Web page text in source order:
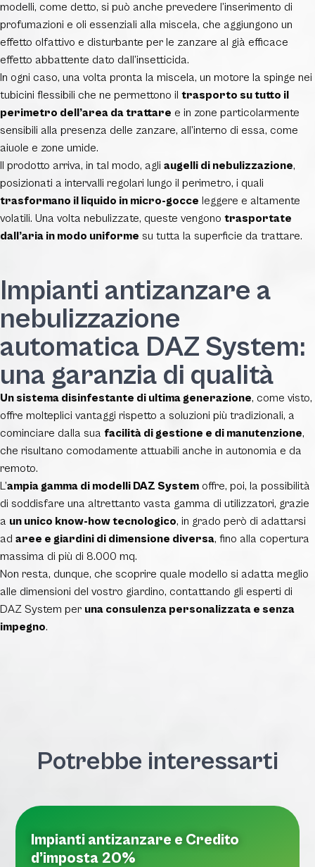
modelli, come detto, si può anche prevedere l’inserimento di
profumazioni e oli essenziali alla miscela, che aggiungono un
effetto olfattivo e disturbante per le zanzare al già efficace
effetto abbattente dato dall’insetticida.
In ogni caso, una volta pronta la miscela, un motore la spinge nei
tubicini flessibili che ne permettono il trasporto su tutto il
perimetro dell’area da trattare e in zone particolarmente
sensibili alla presenza delle zanzare, all’interno di essa, come
aiuole e zone umide.
Il prodotto arriva, in tal modo, agli augelli di nebulizzazione,
posizionati a intervalli regolari lungo il perimetro, i quali
trasformano il liquido in micro-gocce leggere e altamente
volatili. Una volta nebulizzate, queste vengono trasportate
dall’aria in modo uniforme su tutta la superficie da trattare.
Impianti antizanzare a
nebulizzazione
automatica DAZ System:
una garanzia di qualità
Un sistema disinfestante di ultima generazione, come visto,
offre molteplici vantaggi rispetto a soluzioni più tradizionali, a
cominciare dalla sua facilità di gestione e di manutenzione,
che risultano comodamente attuabili anche in autonomia e da
remoto.
L’ampia gamma di modelli DAZ System offre, poi, la possibilità
di soddisfare una altrettanto vasta gamma di utilizzatori, grazie
a un unico know-how tecnologico, in grado però di adattarsi
ad aree e giardini di dimensione diversa, fino alla copertura
massima di più di 8.000 mq.
Non resta, dunque, che scoprire quale modello si adatta meglio
alle dimensioni del vostro giardino, contattando gli esperti di
DAZ System per una consulenza personalizzata e senza
impegno.
Potrebbe interessarti
Impianti antizanzare e Credito
d’imposta 20%